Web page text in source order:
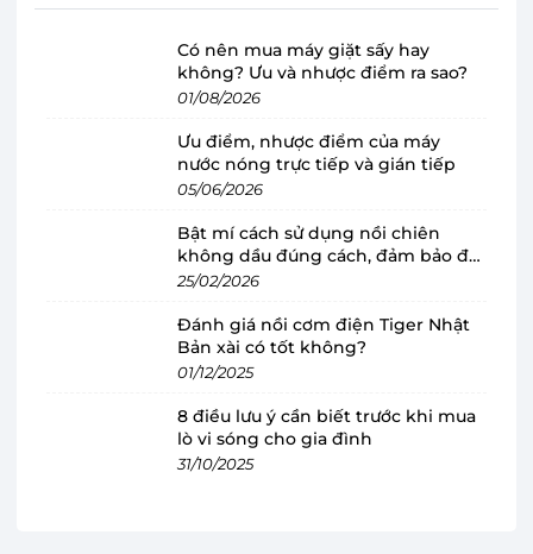
thiết kế nhỏ gọn, dễ dàng di chuyển
Máy lọc không khí Levoit
cao cấp, các cạnh bo tròn và bảng điều khiển
được đặt phía trên giữ an toàn tuyệt đối cho trẻ
em và thú cưng tránh khỏi va chạm. Tông màu
trắng chủ đạo cực sang trọng và mang tính hiện
đại hài hoà với nhiều không gian như: phòng
Có nên mua máy giặt sấy hay
không? Ưu và nhược điểm ra sao?
01/08/2026
Ưu điểm, nhược điểm của máy
nước nóng trực tiếp và gián tiếp
05/06/2026
Bật mí cách sử dụng nồi chiên
không dầu đúng cách, đảm bảo độ
bền
25/02/2026
Đánh giá nồi cơm điện Tiger Nhật
Bản xài có tốt không?
01/12/2025
8 điều lưu ý cần biết trước khi mua
lò vi sóng cho gia đình
31/10/2025